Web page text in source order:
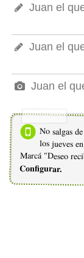
Juan el
Juan el
Juan el
No salgas
los jueves
Marcá "Deseo
Configurar.